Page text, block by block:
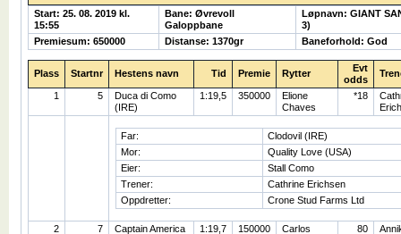
Start: 25. 08. 2019 kl.
15:55
Bane: Øvrevoll
Galoppbane
Løpnavn: GIANT
3)
Premiesum: 650000
Distanse: 1370gr Baneforhold: God
Plass Startnr Hestens navn Tid Premie Rytter
Evt
odds
1 5
Duca di Como
(IRE)
1:19,5 350000
Elione
Chaves
*18
Far:
Clodovil (IRE)
Mor:
Quality Love (USA)
Eier:
Stall Como
Trener:
Cathrine Erichsen
Oppdretter:
Crone Stud Farms Ltd
2 7
Captain America
1:19,7 150000
Carlos
80